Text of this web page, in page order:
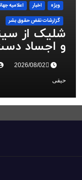
ویژه اخبار
اعلاميه
گزارشات نقض حقوق بشر
شلیک از
و اجساد
سرکوب
البرزحیقی